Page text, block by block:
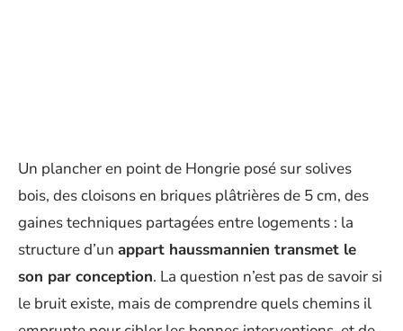
Un plancher en point de Hongrie posé sur solives
bois, des cloisons en briques plâtrières de 5 cm, des
gaines techniques partagées entre logements : la
structure d’un appart haussmannien transmet le
son par conception. La question n’est pas de savoir si
le bruit existe, mais de comprendre quels chemins il